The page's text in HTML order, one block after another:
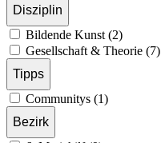
Disziplin
Bildende Kunst (2)
Gesellschaft & Theorie (7)
Tipps
Communitys (1)
Bezirk